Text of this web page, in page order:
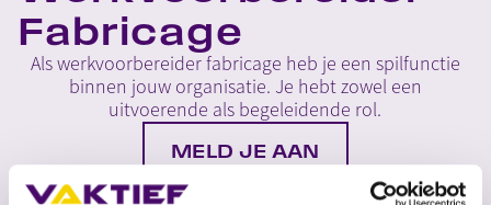
Fabricage
Als werkvoorbereider fabricage heb je een spilfunctie
binnen jouw organisatie. Je hebt zowel een
uitvoerende als begeleidende rol.
MELD JE AAN